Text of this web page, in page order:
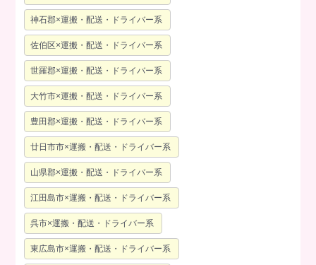
神石郡×運搬・配送・ドライバー系
佐伯区×運搬・配送・ドライバー系
世羅郡×運搬・配送・ドライバー系
大竹市×運搬・配送・ドライバー系
豊田郡×運搬・配送・ドライバー系
廿日市市×運搬・配送・ドライバー系
山県郡×運搬・配送・ドライバー系
江田島市×運搬・配送・ドライバー系
呉市×運搬・配送・ドライバー系
東広島市×運搬・配送・ドライバー系